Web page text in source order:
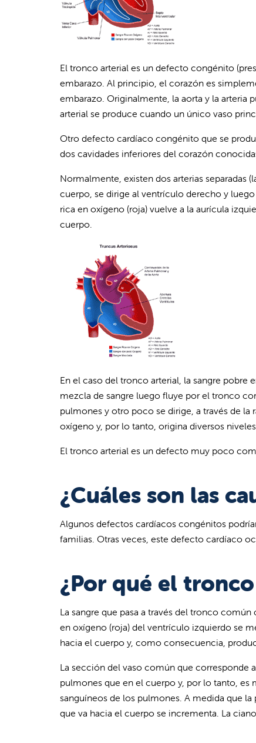
El tronco arterial es un defecto congénito
embarazo. Al principio, el corazón es
embarazo. Originalmente, la aorta y la arteria
arterial se produce cuando un único vaso
Otro defecto cardíaco congénito que se
dos cavidades inferiores del corazón
Normalmente, existen dos arterias separadas
cuerpo, se dirige al ventrículo derecho y
rica en oxígeno (roja) vuelve a la aurícula
cuerpo.
En el caso del tronco arterial, la sangre pobre
mezcla de sangre luego fluye por el tronco
pulmones y otro poco se dirige, a través de la
oxígeno y, por lo tanto, origina diversos
El tronco arterial es un defecto muy poco
¿Cuáles son las
Algunos defectos cardíacos congénitos
familias. Otras veces, este defecto cardíaco
¿Por qué el
La sangre que pasa a través del tronco
en oxígeno (roja) del ventrículo izquierdo se
hacia el cuerpo y, como consecuencia,
La sección del vaso común que corresponde
pulmones que en el cuerpo y, por lo tanto, es
sanguíneos de los pulmones. A medida que
que va hacia el cuerpo se incrementa. La